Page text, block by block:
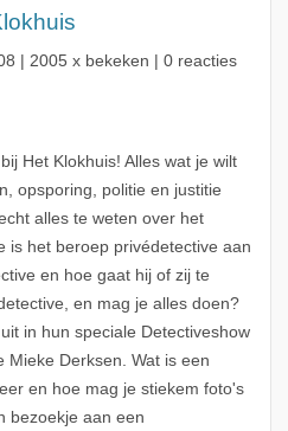
| 2005 x bekeken | 0 reacties
Het Klokhuis! Alles wat je wilt
opsporing, politie en justitie
alles te weten over het
is het beroep privédetective aan
en hoe gaat hij of zij te
en mag je alles doen?
in hun speciale Detectiveshow
Mieke Derksen. Wat is een
en hoe mag je stiekem foto's
bezoekje aan een